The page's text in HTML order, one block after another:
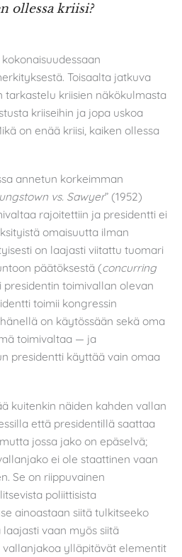
ollessa kriisi?
Toisaalta jatkuva
tarkastelu kriisien näkökulmasta
kriiseihin ja jopa uskoa
on enää kriisi, kaiken ollessa
annetun korkeimman
vs. Sawyer” (1952)
rajoitettiin ja presidentti ei
omaisuutta ilman
on laajasti viitattu tuomari
päätöksestä (concurring
presidentin toimivallan olevan
toimii kongressin
on käytössään sekä oma
toimivaltaa — ja
presidentti käyttää vain omaa
kuitenkin näiden kahden vallan
että presidentillä saattaa
jossa jako on epäselvä;
ei ole staattinen vaan
Se on riippuvainen
poliittisista
ainoastaan siitä tulkitseeko
vaan myös siitä
ylläpitävät elementit